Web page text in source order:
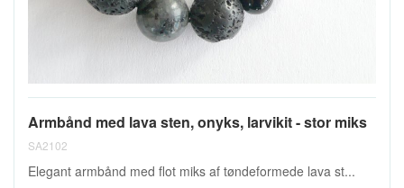
Armbånd med lava sten, onyks, larvikit - stor miks
SA2102
Elegant armbånd med flot miks af tøndeformede lava st...